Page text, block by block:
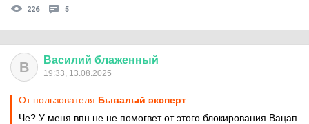
226 5
В Василий блаженный
19:33, 13.08.2025
От пользователя Бывалый эксперт
Че? У меня впн не не помогвет от этого блокирования Вацап